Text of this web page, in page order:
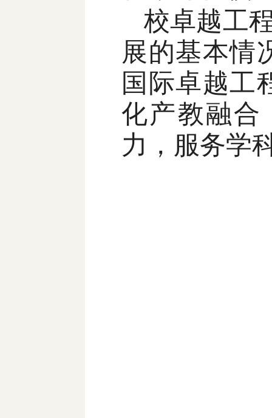
校卓越工
展的基本情
国际卓越工
化产教融合
力，服务学